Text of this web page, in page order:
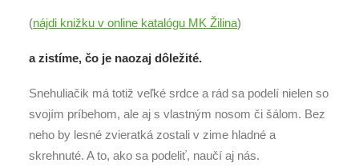
(nájdi knižku v online katalógu MK Žilina)
a zistíme, čo je naozaj dôležité.
Snehuliačik má totiž veľké srdce a rád sa podelí nielen so
svojím príbehom, ale aj s vlastným nosom či šálom. Bez
neho by lesné zvieratká zostali v zime hladné a
skrehnuté. A to, ako sa podeliť, naučí aj nás.